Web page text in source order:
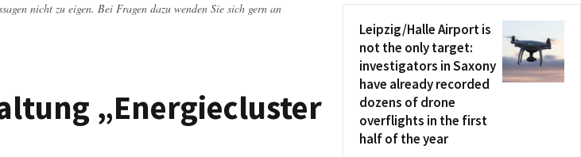
nicht zu eigen. Bei Fragen dazu wenden Sie sich gern an
„Energiecluster
Leipzig/Halle Airport is
not the only target:
investigators in Saxony
have already recorded
dozens of drone
overflights in the first
half of the year